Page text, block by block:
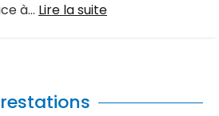
à... Lire la suite